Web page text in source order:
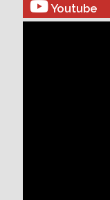
Youtube